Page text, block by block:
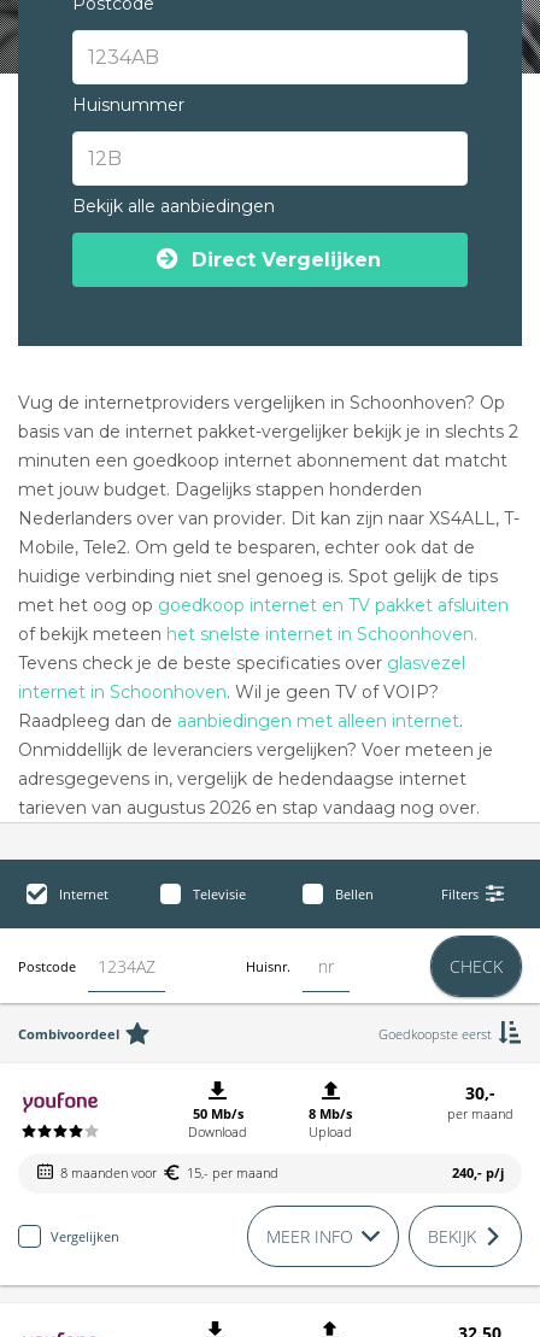
Huisnummer
Bekijk alle aanbiedingen
Direct Vergelijken
Vug de internetproviders vergelijken in Schoonhoven? Op
basis van de internet pakket-vergelijker bekijk je in slechts 2
minuten een goedkoop internet abonnement dat matcht
met jouw budget. Dagelijks stappen honderden
Nederlanders over van provider. Dit kan zijn naar XS4ALL, T-
Mobile, Tele2. Om geld te besparen, echter ook dat de
huidige verbinding niet snel genoeg is. Spot gelijk de tips
met het oog op goedkoop internet en TV pakket afsluiten
of bekijk meteen het snelste internet in Schoonhoven.
Tevens check je de beste specificaties over glasvezel
internet in Schoonhoven. Wil je geen TV of VOIP?
Raadpleeg dan de aanbiedingen met alleen internet.
Onmiddellijk de leveranciers vergelijken? Voer meteen je
adresgegevens in, vergelijk de hedendaagse internet
tarieven van augustus 2026 en stap vandaag nog over.
Internet Televisie Bellen Filters
Postcode Huisnr. CHECK
Combivoordeel Goedkoopste eerst
50 Mb/s
Download
8 Mb/s
Upload
30,-
per maand
8 maanden voor 15,- per maand 240,- p/j
Vergelijken MEER INFO BEKIJK